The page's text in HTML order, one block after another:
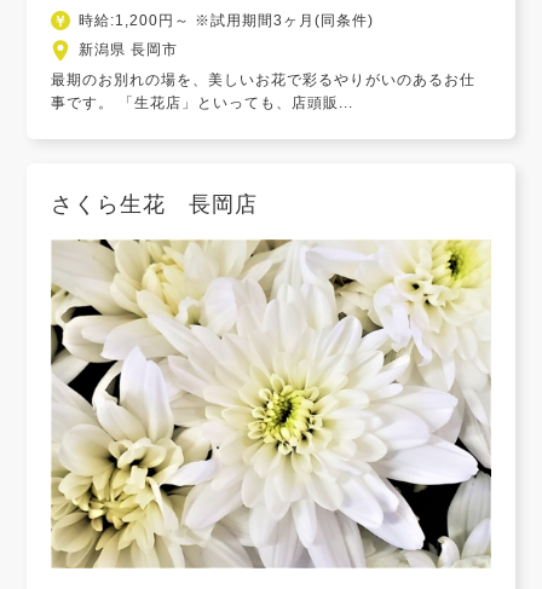
時給:1,200円～ ※試用期間3ヶ月(同条件)
新潟県 長岡市
最期のお別れの場を、美しいお花で彩るやりがいのあるお仕
事です。 「生花店」といっても、店頭販...
さくら生花 長岡店